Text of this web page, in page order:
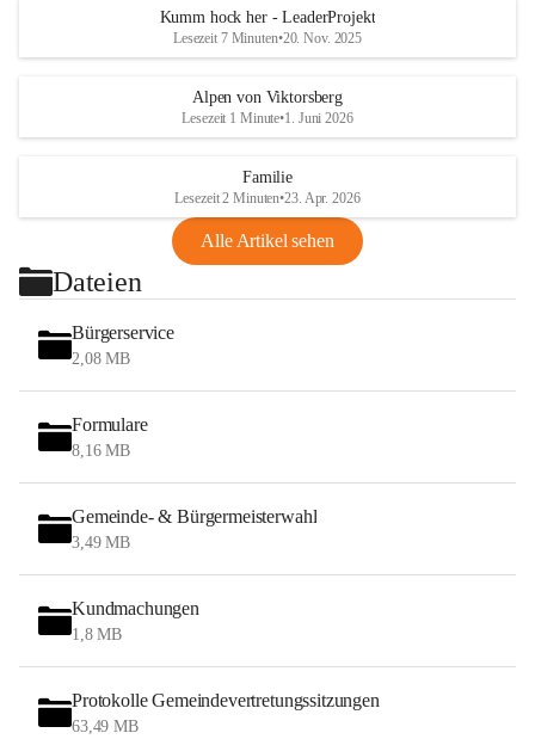
Kumm hock her - LeaderProjekt
Lesezeit 7 Minuten•20. Nov. 2025
Alpen von Viktorsberg
Lesezeit 1 Minute•1. Juni 2026
Familie
Lesezeit 2 Minuten•23. Apr. 2026
Alle Artikel sehen
Dateien
Bürgerservice
2,08 MB
Formulare
8,16 MB
Gemeinde- & Bürgermeisterwahl
3,49 MB
Kundmachungen
1,8 MB
Protokolle Gemeindevertretungssitzungen
63,49 MB